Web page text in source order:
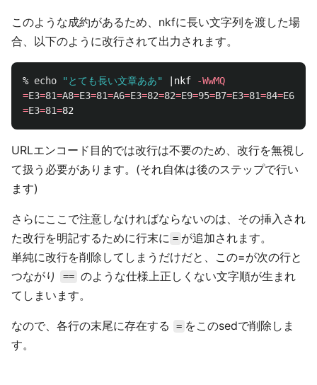
このような成約があるため、nkfに長い文字列を渡した場
合、以下のように改行されて出力されます。
% echo "とても長い文章ああ" |nkf
-WwMQ
=E3=81=A8=E3=81=A6=E3=82=82=E9=95=B7=E3=81=84=E6
=E3=81=
URLエンコード目的では改行は不要のため、改行を無視し
て扱う必要があります。(それ自体は後のステップで行い
ます)
さらにここで注意しなければならないのは、その挿入され
た改行を明記するために行末に = が追加されます。
単純に改行を削除してしまうだけだと、この=が次の行と
つながり
== のような仕様上正しくない文字順が生まれ
てしまいます。
なので、各行の末尾に存在する = をこのsedで削除しま
す。